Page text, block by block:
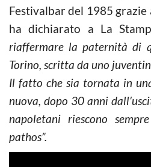
Festivalbar del 1985 grazie
ha dichiarato a La
riaffermare la paternità di
Torino, scritta da uno
Il fatto che sia tornata in
nuova, dopo 30 anni
napoletani riescono
pathos”.